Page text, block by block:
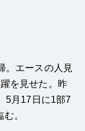
。エースの人見
を見せた。昨
5月17日に1部7
。